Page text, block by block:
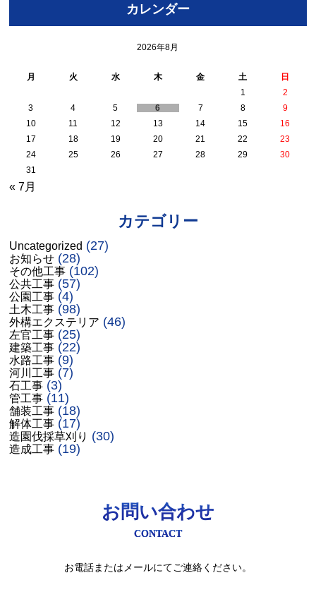
カレンダー
2026年8月
月 火 水 木 金 土
日
1
2
3
4 5 6 7 8
9
10
11 12 13 14 15
16
17
18 19 20 21 22
23
24
25 26 27 28 29
30
31
« 7月
カテゴリー
Uncategorized (27)
お知らせ (28)
その他工事 (102)
公共工事 (57)
公園工事 (4)
土木工事 (98)
外構エクステリア (46)
左官工事 (25)
建築工事 (22)
水路工事 (9)
河川工事 (7)
石工事 (3)
管工事 (11)
舗装工事 (18)
解体工事 (17)
造園伐採草刈り (30)
造成工事 (19)
お問い合わせ
CONTACT
お電話またはメールにてご連絡ください。